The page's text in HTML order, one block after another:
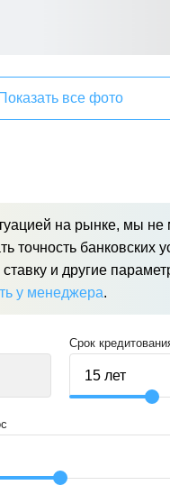
Показать все фото
на рынке, мы
точность банковских
и другие
у менеджера.
Срок